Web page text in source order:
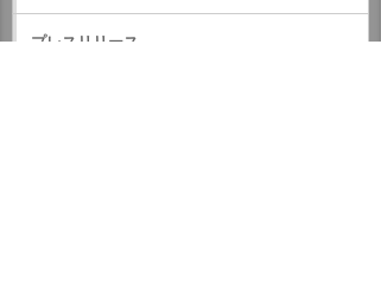
プレスリリース